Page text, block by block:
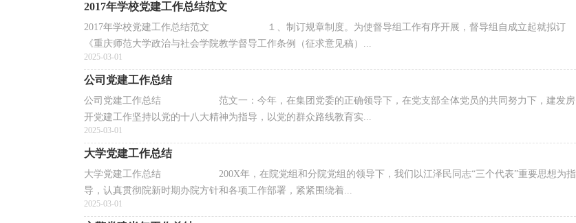
2017年学校党建工作总结范文
2017年学校党建工作总结范文 １、制订规章制度。为使督导组工作有序开展，督导组自成立起就拟订
《重庆师范大学政治与社会学院教学督导工作条例（征求意见稿）...
2025-03-01
公司党建工作总结
公司党建工作总结 范文一：今年，在集团党委的正确领导下，在党支部全体党员的共同努力下，建发房
开党建工作坚持以党的十八大精神为指导，以党的群众路线教育实...
2025-03-01
大学党建工作总结
大学党建工作总结 200X年，在院党组和分院党组的领导下，我们以江泽民同志“三个代表”重要思想为指
导，认真贯彻院新时期办院方针和各项工作部署，紧紧围绕着...
2025-03-01